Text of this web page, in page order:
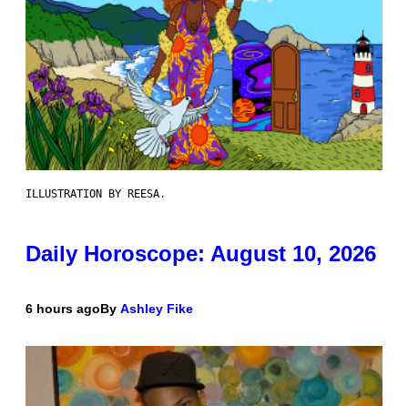
ILLUSTRATION BY REESA.
Daily Horoscope: August 10, 2026
6 hours agoBy Ashley Fike